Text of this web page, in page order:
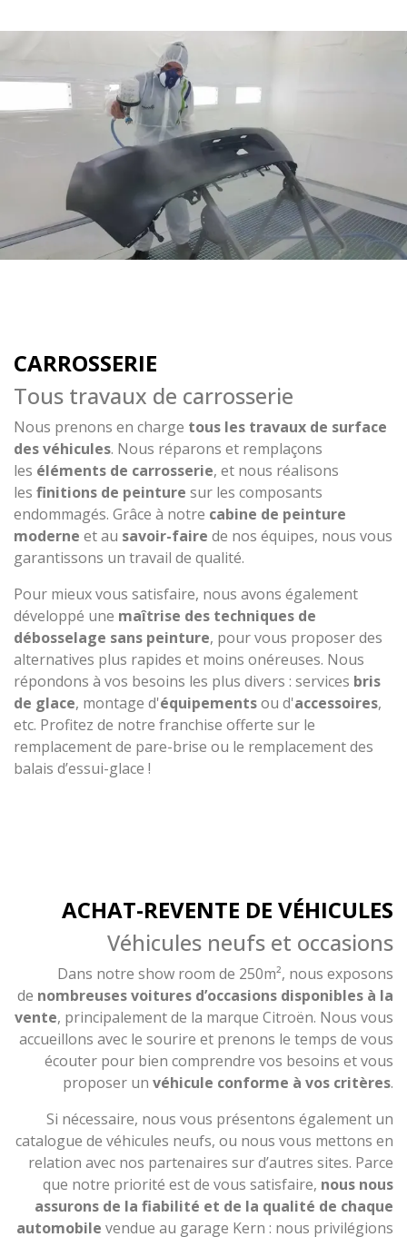
CARROSSERIE
Tous travaux de carrosserie
Nous prenons en charge tous les travaux de surface
des véhicules. Nous réparons et remplaçons
les éléments de carrosserie, et nous réalisons
les finitions de peinture sur les composants
endommagés. Grâce à notre cabine de peinture
moderne et au savoir-faire de nos équipes, nous vous
garantissons un travail de qualité.
Pour mieux vous satisfaire, nous avons également
développé une maîtrise des techniques de
débosselage sans peinture, pour vous proposer des
alternatives plus rapides et moins onéreuses. Nous
répondons à vos besoins les plus divers : services bris
de glace, montage d'équipementsou d'accessoires,
etc. Profitez de notre franchise offerte sur le
remplacement de pare-brise ou le remplacement des
balais d’essui-glace !
ACHAT-REVENTE DE VÉHICULES
Véhicules neufs et occasions
Dans notre show room de 250m², nous exposons
de nombreuses voitures d’occasions disponibles à la
vente, principalement de la marque Citroën. Nous vous
accueillons avec le sourire et prenons le temps de vous
écouter pour bien comprendre vos besoins et vous
proposer un véhicule conforme à vos critères.
Si nécessaire, nous vous présentons également un
catalogue de véhicules neufs, ou nous vous mettons en
relation avec nos partenaires sur d’autres sites. Parce
que notre priorité est de vous satisfaire, nous nous
assurons de la fiabilité et de la qualité de chaque
automobile vendue au garage Kern : nous privilégions